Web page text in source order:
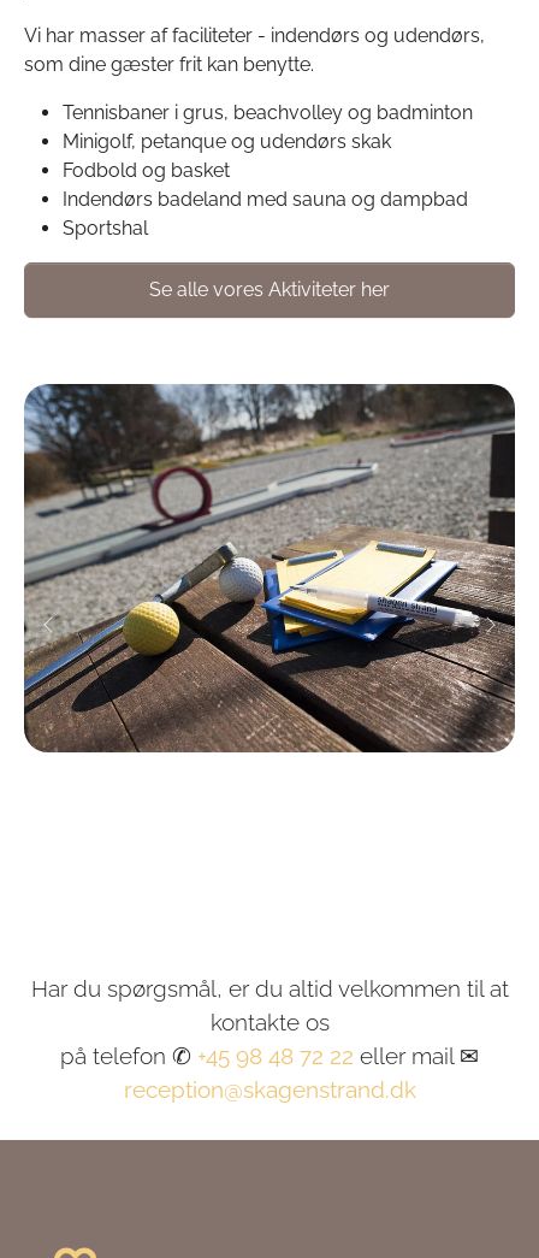
Vi har masser af faciliteter - indendørs og udendørs,
som dine gæster frit kan benytte.
Tennisbaner i grus, beachvolley og badminton
Minigolf, petanque og udendørs skak
Fodbold og basket
Indendørs badeland med sauna og dampbad
Sportshal
Se alle vores Aktiviteter her
Previous Next
Har du spørgsmål, er du altid velkommen til at
kontakte os
på telefon ✆ +45 98 48 72 22 eller mail ✉
reception@skagenstrand.dk